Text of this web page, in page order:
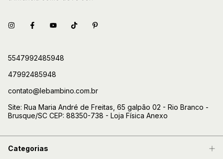
5547992485948
47992485948
contato@lebambino.com.br
Site: Rua Maria André de Freitas, 65 galpão 02 - Rio Branco -
Brusque/SC CEP: 88350-738 - Loja Física Anexo
Categorias